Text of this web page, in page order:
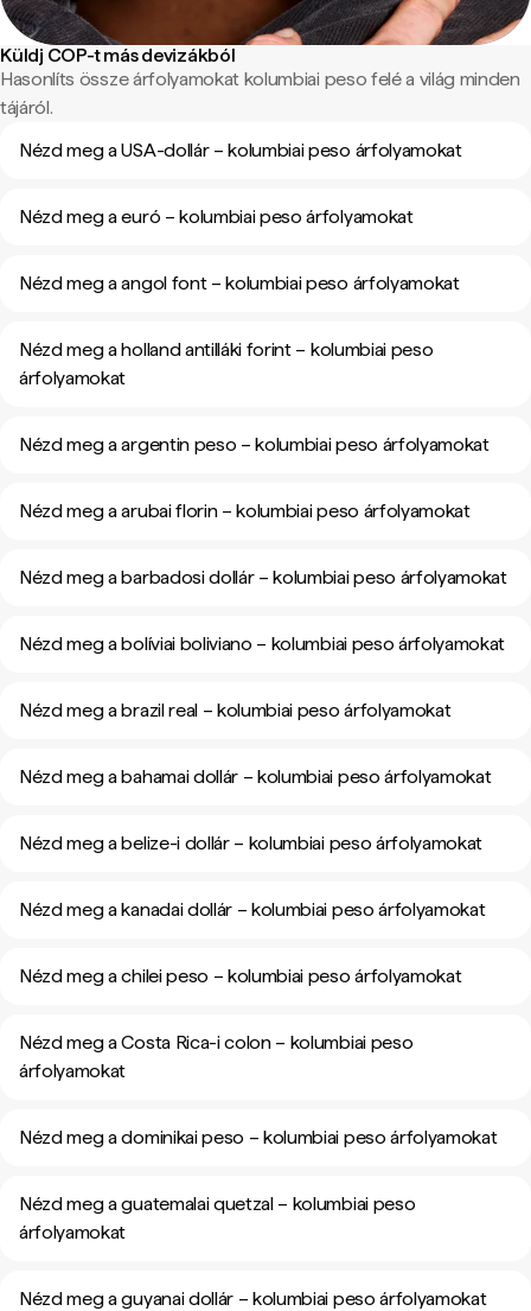
Küldj COP-t más devizákból
Hasonlíts össze árfolyamokat kolumbiai peso felé a világ minden
tájáról.
Nézd meg a USA-dollár – kolumbiai peso árfolyamokat
Nézd meg a euró – kolumbiai peso árfolyamokat
Nézd meg a angol font – kolumbiai peso árfolyamokat
Nézd meg a holland antilláki forint – kolumbiai peso
árfolyamokat
Nézd meg a argentin peso – kolumbiai peso árfolyamokat
Nézd meg a arubai florin – kolumbiai peso árfolyamokat
Nézd meg a barbadosi dollár – kolumbiai peso árfolyamokat
Nézd meg a bolíviai boliviano – kolumbiai peso árfolyamokat
Nézd meg a brazil real – kolumbiai peso árfolyamokat
Nézd meg a bahamai dollár – kolumbiai peso árfolyamokat
Nézd meg a belize-i dollár – kolumbiai peso árfolyamokat
Nézd meg a kanadai dollár – kolumbiai peso árfolyamokat
Nézd meg a chilei peso – kolumbiai peso árfolyamokat
Nézd meg a Costa Rica-i colon – kolumbiai peso
árfolyamokat
Nézd meg a dominikai peso – kolumbiai peso árfolyamokat
Nézd meg a guatemalai quetzal – kolumbiai peso
árfolyamokat
Nézd meg a guyanai dollár – kolumbiai peso árfolyamokat